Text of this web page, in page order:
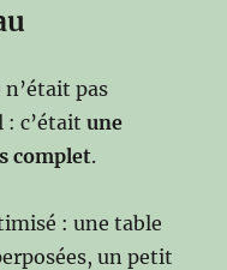
pas
: c’étaitune
complet.
: une table
un petit